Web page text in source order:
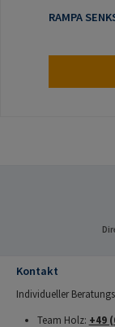
RAMPA
Kontakt
Individueller
Team Holz: +49